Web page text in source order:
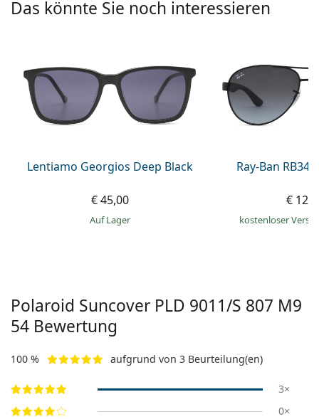
Persol
Alle Marken
ist offline
Das könnte Sie noch interessieren
Lentiamo Georgios Deep Black
€ 45,00
auf Lager
Ray-Ban
€
kostenloser
Polaroid Suncover PLD 9011/S 807 M9
54 Bewertung
100 % aufgrund von 3 Beurteilung(en)
3×
0×